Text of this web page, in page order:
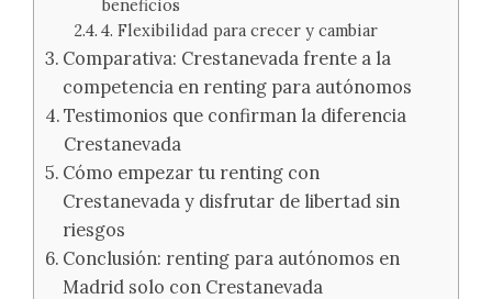
beneficios
4. Flexibilidad para crecer y cambiar
Comparativa: Crestanevada frente a la
competencia en renting para autónomos
Testimonios que confirman la diferencia
Crestanevada
Cómo empezar tu renting con
Crestanevada y disfrutar de libertad sin
riesgos
Conclusión: renting para autónomos en
Madrid solo con Crestanevada